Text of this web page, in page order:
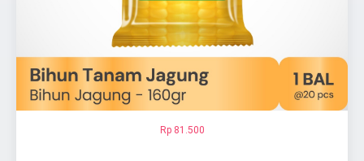
Rp 81.500